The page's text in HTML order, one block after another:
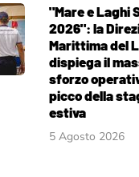
"Mare e Laghi
2026": la
Marittima del
dispiega il
sforzo
picco della
estiva
5 Agosto 2026